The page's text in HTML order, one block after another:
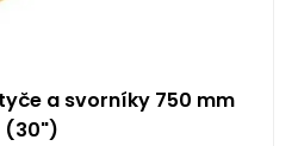
a svorníky 750 mm
(30")